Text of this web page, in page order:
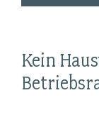
Kein